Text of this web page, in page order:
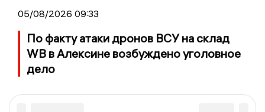
05/08/2026 09:33
По факту атаки дронов ВСУ на склад
WB в Алексине возбуждено уголовное
дело